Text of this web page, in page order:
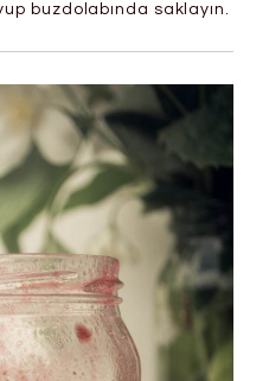
buzdolabında saklayın.